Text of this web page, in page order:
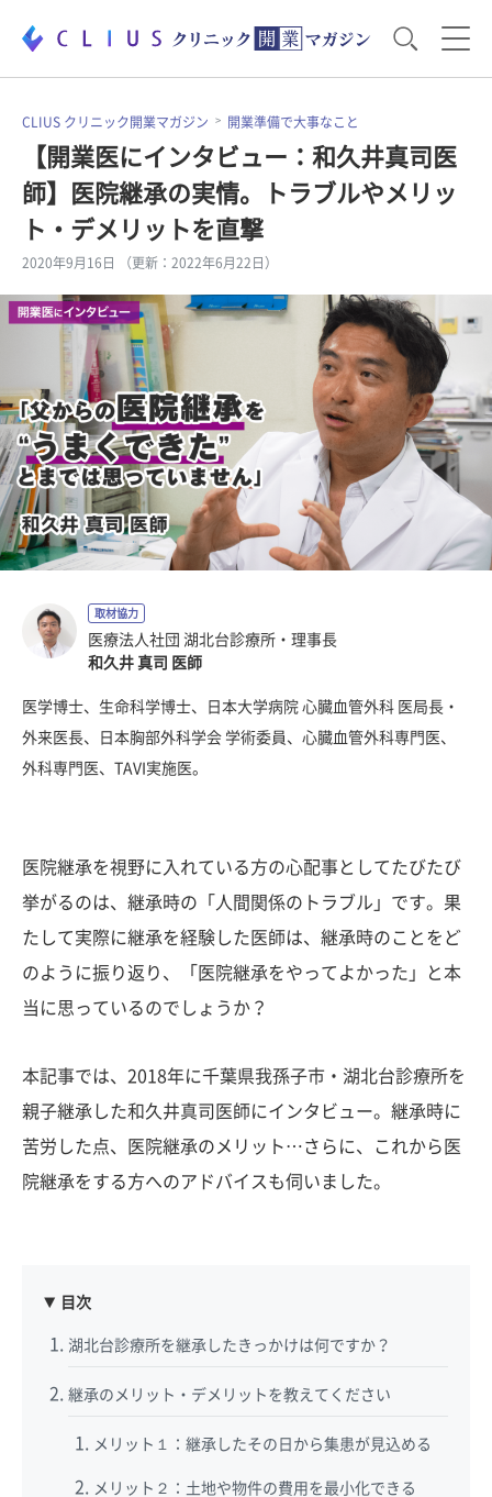
お役立ち資料 運営・経営のポイント
開業医のリアル 開業準備で大事なこと
集患のコツ セミナー
CLIUS クリニック開業マガジン 開業準備で大事なこと
【開業医にインタビュー：和久井真司医
師】医院継承の実情。トラブルやメリッ
ト・デメリットを直撃
2020年9月16日 （更新：2022年6月22日）
取材協力
医療法人社団 湖北台診療所・理事長
和久井 真司 医師
医学博士、生命科学博士、日本大学病院 心臓血管外科 医局長・
外来医長、日本胸部外科学会 学術委員、心臓血管外科専門医、
外科専門医、TAVI実施医。
医院継承を視野に入れている方の心配事としてたびたび
挙がるのは、継承時の「人間関係のトラブル」です。果
たして実際に継承を経験した医師は、継承時のことをど
のように振り返り、「医院継承をやってよかった」と本
当に思っているのでしょうか？
本記事では、2018年に千葉県我孫子市・湖北台診療所を
親子継承した和久井真司医師にインタビュー。継承時に
苦労した点、医院継承のメリット…さらに、これから医
院継承をする方へのアドバイスも伺いました。
目次
湖北台診療所を継承したきっかけは何ですか？
継承のメリット・デメリットを教えてください
メリット１：継承したその日から集患が見込める
メリット２：土地や物件の費用を最小化できる